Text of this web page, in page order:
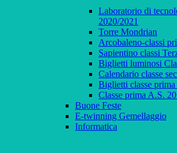
Laboratorio di
2020/2021
Torre Mondrian
Arcobaleno-classi
Sapientino classi
Biglietti luminosi
Calendario classe
Biglietti classe
Classe prima A.S.
Buone Feste
E-twinning Gemellaggio
Informatica